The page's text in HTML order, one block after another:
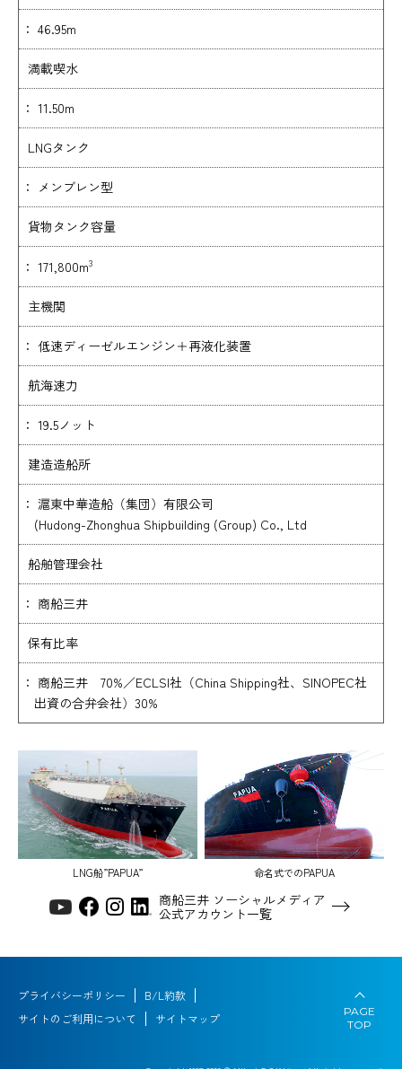
： 46.95m
満載喫水
： 11.50m
LNGタンク
： メンブレン型
貨物タンク容量
： 171,800m3
主機関
： 低速ディーゼルエンジン＋再液化装置
航海速力
： 19.5ノット
建造造船所
： 滬東中華造船（集団）有限公司
(Hudong-Zhonghua Shipbuilding (Group) Co., Ltd
船舶管理会社
： 商船三井
保有比率
： 商船三井 70%／ECLSI社（China Shipping社、SINOPEC社
出資の合弁会社）30%
LNG船”PAPUA” 命名式でのPAPUA
商船三井 ソーシャルメディア
公式アカウント一覧
プライバシーポリシー
B/L約款
サイトのご利用について
サイトマップ
PAGE
TOP